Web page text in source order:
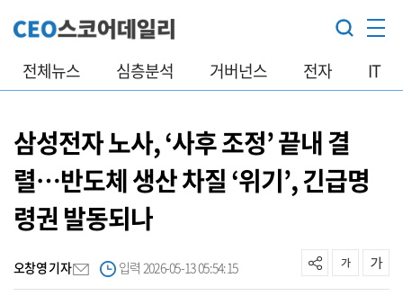
전체뉴스 심층분석 거버넌스 전자 IT
삼성전자 노사, ‘사후 조정’ 끝내 결
렬…반도체 생산 차질 ‘위기’, 긴급명
령권 발동되나
오창영 기자 입력 2026-05-13 05:54:15